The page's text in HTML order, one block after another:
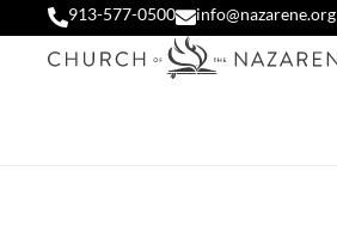
913-577-0500 info@nazarene.org